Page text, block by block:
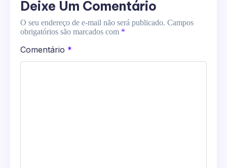
Deixe Um Comentário
O seu endereço de e-mail não será publicado. Campos
obrigatórios são marcados com *
Comentário *